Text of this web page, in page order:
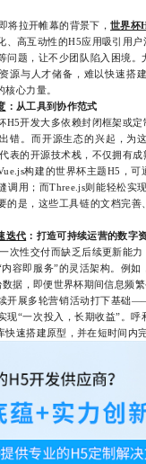
拉开帷幕的背景下，世界杯
、高互动性的H5应用吸引用
问题，让不少团队陷入困境
源与人才储备，难以快速搭
心力量。
：从工具到协作范式
开发大多依赖封闭框架或定
错。而开源生态的兴起，为
表的开源技术栈，不仅拥有
构建的世界杯主题H5，
调用；而Three.js则能轻松实
的是，这些工具链的文档完
迭代 ：打造可持续运营的数字
性交付而缺乏后续更新能力
容即服务”的灵活架构。例
据，即便世界杯期间信息频
开展多轮营销活动打下基础
现“一次投入，长期收益”。
快速搭建原型，并在短时间内